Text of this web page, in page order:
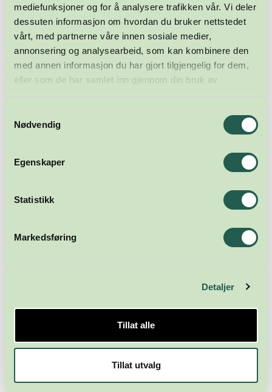
mediefunksjoner og for å analysere trafikken vår. Vi deler
dessuten informasjon om hvordan du bruker nettstedet
vårt, med partnerne våre innen sosiale medier,
annonsering og analysearbeid, som kan kombinere den
med annen informasjon du har gjort tilgjengelig for dem,
eller som de har samlet inn gjennom din bruk av
tjenestene deres.
Nødvendig
Egenskaper
Statistikk
Markedsføring
Detaljer
Tillat alle
Tillat utvalg
Abonner